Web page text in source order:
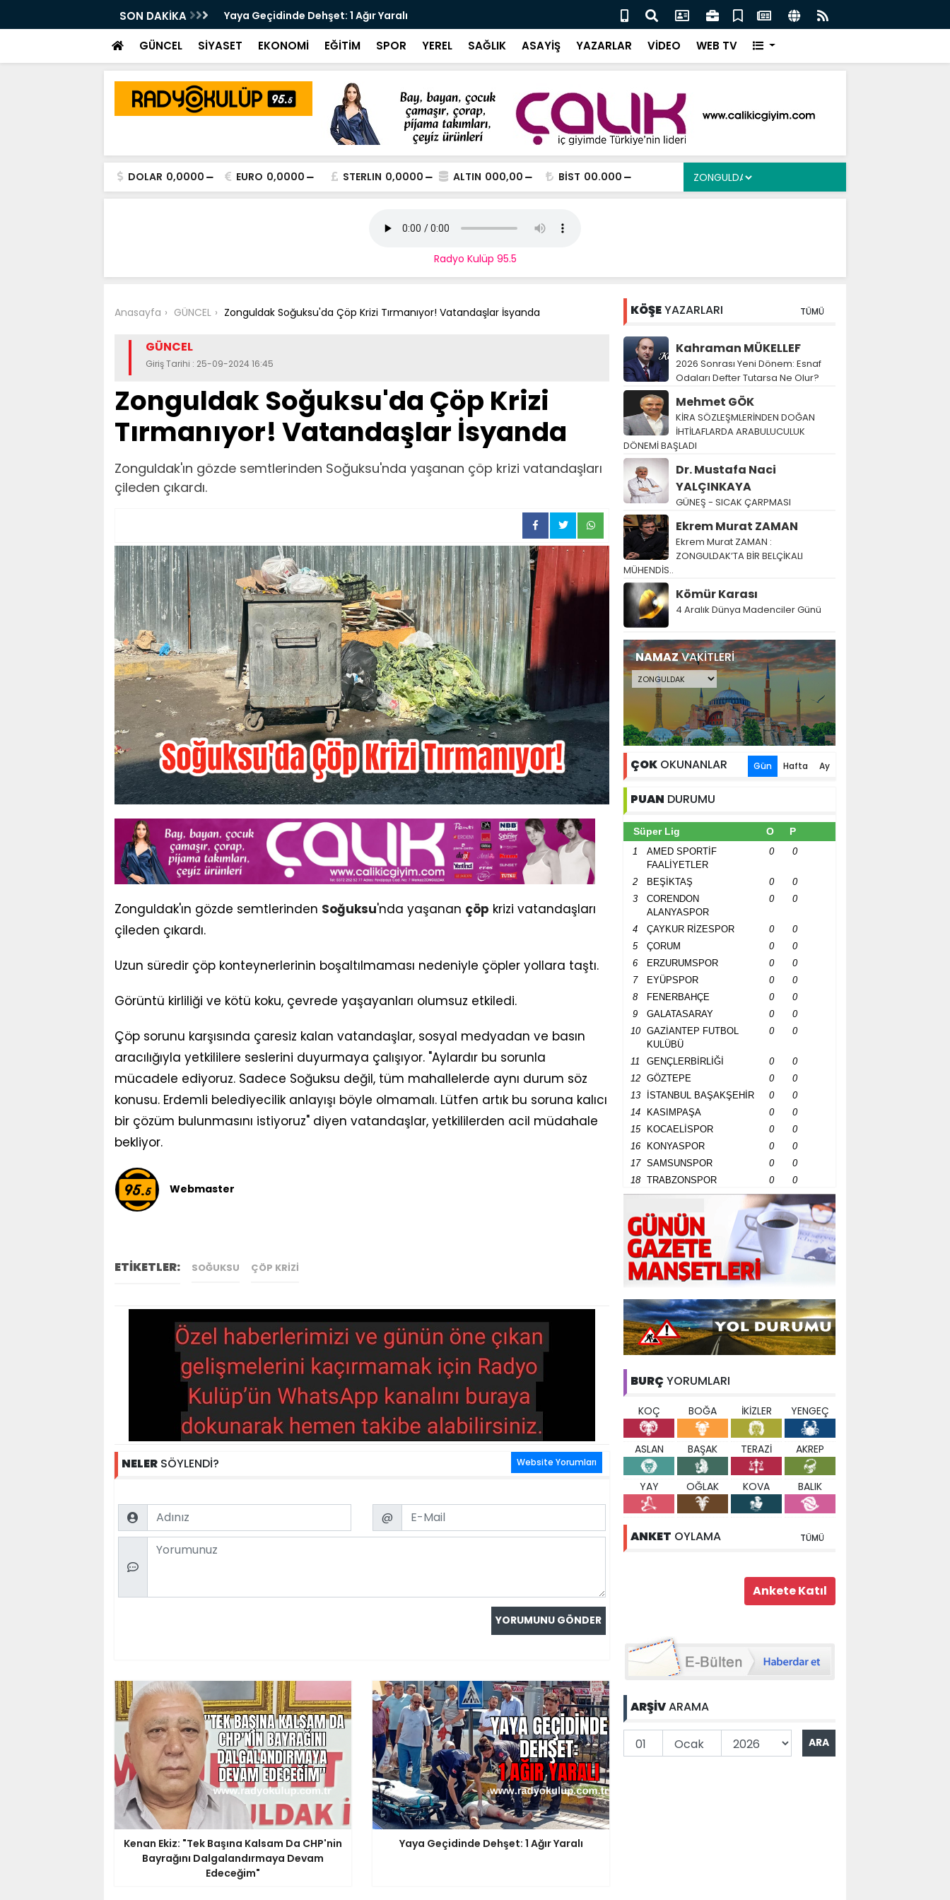
SON DAKİKA
Da CHP'nin Bayrağını
Yaya Geçidinde Dehşet: 1 Ağır Yaralı Karali’den Ergen’e Ziyaret
GÜNCEL SİYASET EKONOMİ EĞİTİM SPOR YEREL SAĞLIK ASAYİŞ YAZARLAR VİDEO WEB TV
DOLAR 0,0000 EURO 0,0000 STERLIN 0,0000 ALTIN 000,00 BİST 00.000
Radyo Kulüp 95.5
Anasayfa GÜNCEL Zonguldak Soğuksu'da Çöp Krizi Tırmanıyor! Vatandaşlar İsyanda
GÜNCEL
Giriş Tarihi : 25-09-2024 16:45
Zonguldak Soğuksu'da Çöp Krizi
Tırmanıyor! Vatandaşlar İsyanda
Zonguldak'ın gözde semtlerinden Soğuksu'nda yaşanan çöp krizi vatandaşları
çileden çıkardı.
Zonguldak'ın gözde semtlerinden Soğuksu'nda yaşanan çöp krizi vatandaşları
çileden çıkardı.
Uzun süredir çöp konteynerlerinin boşaltılmaması nedeniyle çöpler yollara taştı.
Görüntü kirliliği ve kötü koku, çevrede yaşayanları olumsuz etkiledi.
Çöp sorunu karşısında çaresiz kalan vatandaşlar, sosyal medyadan ve basın
aracılığıyla yetkililere seslerini duyurmaya çalışıyor. "Aylardır bu sorunla
mücadele ediyoruz. Sadece Soğuksu değil, tüm mahallelerde aynı durum söz
konusu. Erdemli belediyecilik anlayışı böyle olmamalı. Lütfen artık bu soruna kalıcı
bir çözüm bulunmasını istiyoruz" diyen vatandaşlar, yetkililerden acil müdahale
bekliyor.
Webmaster
ETİKETLER: SOĞUKSU ÇÖP KRIZI
NELER SÖYLENDİ? Website Yorumları
Name Email
@
Comment
Kenan Ekiz: "Tek Başına Kalsam Da CHP'nin
Bayrağını Dalgalandırmaya Devam
Edeceğim"
Yaya Geçidinde Dehşet: 1 Ağır Yaralı
KÖŞEYAZARLARI TÜMÜ
Kahraman MÜKELLEF
2026 Sonrası Yeni Dönem: Esnaf
Odaları Defter Tutarsa Ne Olur?
Mehmet GÖK
KİRA SÖZLEŞMLERİNDEN DOĞAN
İHTİLAFLARDA ARABULUCULUK
DÖNEMİ BAŞLADI
Dr. Mustafa Naci
YALÇINKAYA
GÜNEŞ - SICAK ÇARPMASI
Ekrem Murat ZAMAN
Ekrem Murat ZAMAN :
ZONGULDAK’TA BİR BELÇİKALI
MÜHENDİS..
Kömür Karası
4 Aralık Dünya Madenciler Günü
NAMAZVAKİTLERİ
ÇOK OKUNANLAR Gün Hafta Ay
PUAN DURUMU
Süper Lig O P
1
AMED SPORTİF
FAALİYETLER
0 0
2 BEŞİKTAŞ 0
0
3
CORENDON
ALANYASPOR
0 0
4 ÇAYKUR RİZESPOR 0
0
5
ÇORUM 0
0
6
ERZURUMSPOR 0
0
7
EYÜPSPOR 0
0
8
FENERBAHÇE 0
0
9
GALATASARAY 0
0
10
GAZİANTEP FUTBOL
KULÜBÜ
0 0
11 GENÇLERBİRLİĞİ 0
0
12
GÖZTEPE 0
0
13
İSTANBUL BAŞAKŞEHİR 0
0
14
KASIMPAŞA 0
0
15
KOCAELİSPOR 0
0
16
KONYASPOR 0
0
17
SAMSUNSPOR 0
0
18
TRABZONSPOR 0 0
BURÇ YORUMLARI
KOÇ BOĞA İKİZLER YENGEÇ
ASLAN BAŞAK TERAZİ AKREP
YAY OĞLAK KOVA BALIK
ANKET OYLAMA TÜMÜ
ARŞİVARAMA